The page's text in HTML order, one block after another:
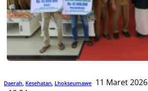
Daerah Kesehatan Lhokseumawe 11 Maret 2026